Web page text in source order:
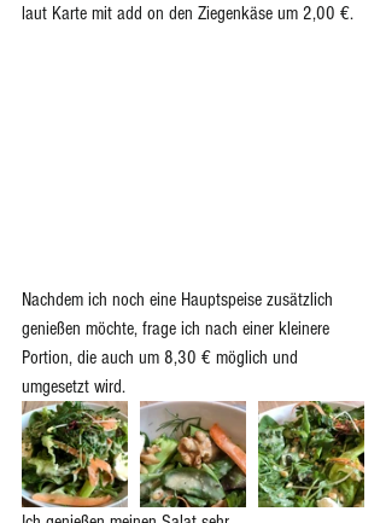
laut Karte mit add on den Ziegenkäse um 2,00 €.
Nachdem ich noch eine Hauptspeise zusätzlich
genießen möchte, frage ich nach einer kleinere
Portion, die auch um 8,30 € möglich und
umgesetzt wird.